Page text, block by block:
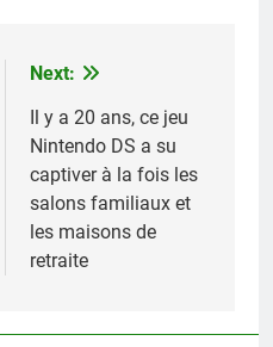
Next:
Il y a 20 ans, ce jeu
Nintendo DS a su
captiver à la fois les
salons familiaux et
les maisons de
retraite